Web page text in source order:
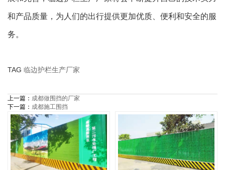
和产品质量，为人们的出行提供更加优质、便利和安全的服
务。
TAG 临边护栏生产厂家
上一篇： 成都做围挡的厂家
下一篇： 成都施工围挡